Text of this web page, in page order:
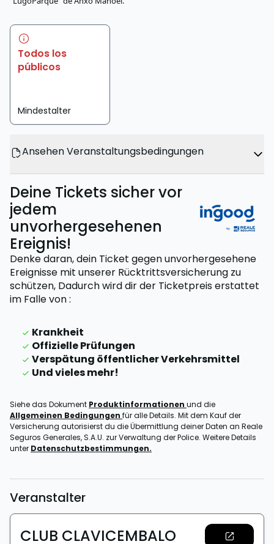
Todos los
públicos
Mindestalter
Ansehen Veranstaltungsbedingungen
Deine Tickets sicher vor
jedem
unvorhergesehenen
Ereignis!
Denke daran, dein Ticket gegen unvorhergesehene
Ereignisse mit unserer Rücktrittsversicherung zu
schützen, Dadurch wird dir der Ticketpreis erstattet
im Falle von:
Krankheit
Offizielle Prüfungen
Verspätung öffentlicher Verkehrsmittel
Und vieles mehr!
Siehe das Dokument Produktinformationen und die
Allgemeinen Bedingungen für alle Details. Mit dem Kauf der
Versicherung autorisierst du die Übermittlung deiner Daten an Reale
Seguros Generales, S.A.U. zur Verwaltung der Police. Weitere Details
unter Datenschutzbestimmungen.
Veranstalter
CLUB CLAVICEMBALO